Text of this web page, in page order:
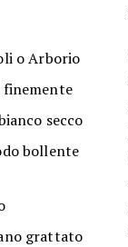
o Arborio
secco
bollente
grattato